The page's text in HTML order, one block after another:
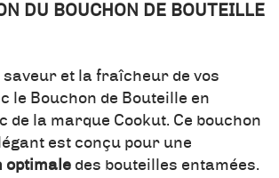
DU BOUCHON DE BOUTEILLE
saveur et la fraîcheur de vos
le Bouchon de Bouteille en
de la marque Cookut. Ce bouchon
est conçu pour une
optimale des bouteilles entamées.